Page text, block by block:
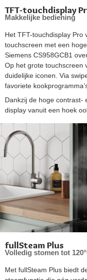
TFT-touchdisplay
Makkelijke bediening
Het TFT-touchdisplay Pro
touchscreen met een
Siemens CS958GCB1
Op het grote touchscreen
duidelijke iconen. Via
favoriete
Dankzij de hoge contrast-
display vanuit een hoek
fullSteam Plus
Volledig stomen tot
Met fullSteam Plus biedt